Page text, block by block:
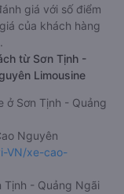
giá với số điểm
của khách hàng
từ Sơn Tịnh -
Limousine
ở Sơn Tịnh - Quảng
Nguyên
VN/xe-cao-
Tịnh - Quảng Ngãi